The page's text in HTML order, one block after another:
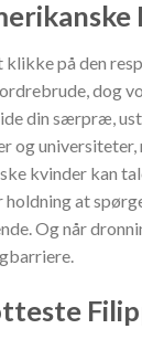
klikke på den
dog
din særpræ,
og
kvinder kan
holdning at
Og når